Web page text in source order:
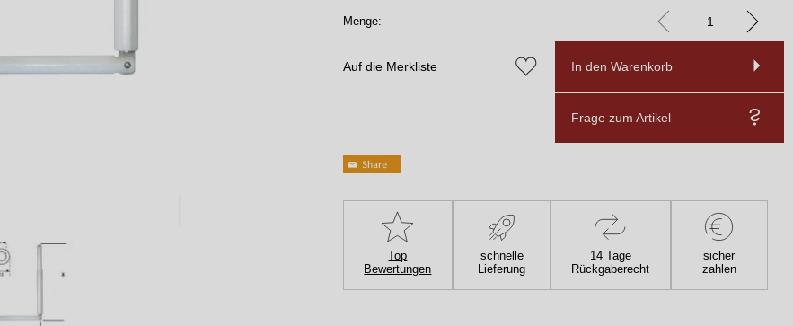
Menge:
Auf die Merkliste In den Warenkorb
Frage zum Artikel
Top
Bewertungen
schnelle
Lieferung
14 Tage
Rückgaberecht
sicher
zahlen